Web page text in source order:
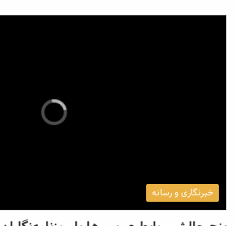
خبرنگاری و رسانه